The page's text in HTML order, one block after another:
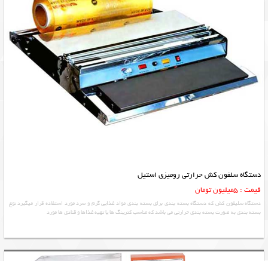
دستگاه سلفون کش حرارتی رومیزی استیل
قیمت : 5میلیون تومان
دستگاه سلیفون کش که دستگاه بسته بندی برای بسته بندی مواد غذایی گرم و سرد مورد استفاده قرار میگیرد نوع
بسته بندی به صورت بسته بندی حرارتی می باشد که مناسب کترینگ ها یا تهیه غذاها و قنادی ها مورد